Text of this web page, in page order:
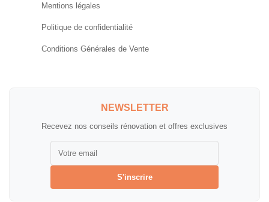
NEWSLETTER
Recevez nos conseils rénovation et offres exclusives
S'inscrire
Mentions légales
Politique de confidentialité
Conditions Générales de Vente